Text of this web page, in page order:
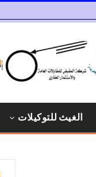
الغيث للتوكيلات